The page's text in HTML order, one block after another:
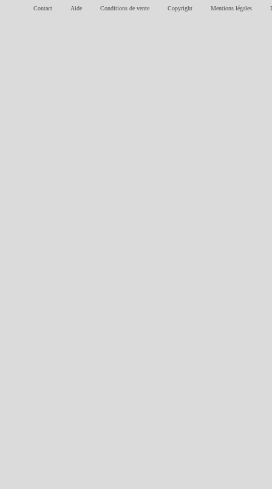
Contact Aide Conditions de vente Copyright Mentions légales